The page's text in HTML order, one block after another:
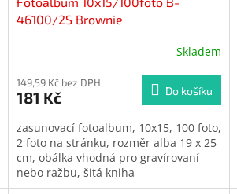
46100/2S Brownie
Skladem
149,59 Kč bez DPH
181 Kč Do košíku
zasunovací fotoalbum, 10x15, 100 foto,
2 foto na stránku, rozměr alba 19 x 25
cm, obálka vhodná pro gravírovaní
nebo ražbu, šitá kniha